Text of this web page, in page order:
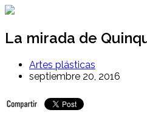
Ir
contenido
La mirada de
Artes plásticas
septiembre 20, 2016